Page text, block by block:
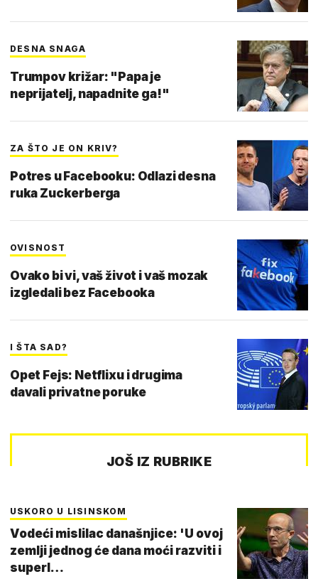
DESNA SNAGA
Trumpov križar: "Papa je
neprijatelj, napadnite ga!"
ZA ŠTO JE ON KRIV?
Potres u Facebooku: Odlazi desna
ruka Zuckerberga
OVISNOST
Ovako bi vi, vaš život i vaš mozak
izgledali bez Facebooka
I ŠTA SAD?
Opet Fejs: Netflixu i drugima
davali privatne poruke
JOŠ IZ RUBRIKE
USKORO U LISINSKOM
Vodeći mislilac današnjice: 'U ovoj
zemlji jednog će dana moći razviti i
superl…